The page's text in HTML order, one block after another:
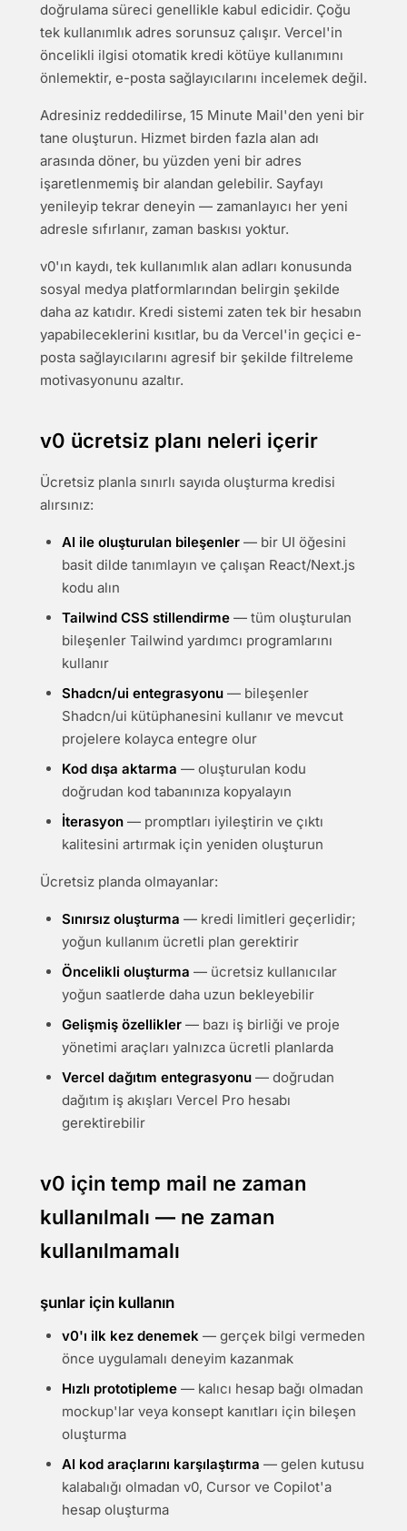
doğrulama süreci genellikle kabul edicidir. Çoğu
tek kullanımlık adres sorunsuz çalışır. Vercel'in
öncelikli ilgisi otomatik kredi kötüye kullanımını
önlemektir, e-posta sağlayıcılarını incelemek değil.
Adresiniz reddedilirse, 15 Minute Mail'den yeni bir
tane oluşturun. Hizmet birden fazla alan adı
arasında döner, bu yüzden yeni bir adres
işaretlenmemiş bir alandan gelebilir. Sayfayı
yenileyip tekrar deneyin — zamanlayıcı her yeni
adresle sıfırlanır, zaman baskısı yoktur.
v0'ın kaydı, tek kullanımlık alan adları konusunda
sosyal medya platformlarından belirgin şekilde
daha az katıdır. Kredi sistemi zaten tek bir hesabın
yapabileceklerini kısıtlar, bu da Vercel'in geçici e-
posta sağlayıcılarını agresif bir şekilde filtreleme
motivasyonunu azaltır.
v0 ücretsiz planı neleri içerir
Ücretsiz planla sınırlı sayıda oluşturma kredisi
alırsınız:
AI ile oluşturulan bileşenler — bir UI öğesini
basit dilde tanımlayın ve çalışan React/Next.js
kodu alın
Tailwind CSS stillendirme — tüm oluşturulan
bileşenler Tailwind yardımcı programlarını
kullanır
Shadcn/ui entegrasyonu — bileşenler
Shadcn/ui kütüphanesini kullanır ve mevcut
projelere kolayca entegre olur
Kod dışa aktarma — oluşturulan kodu
doğrudan kod tabanınıza kopyalayın
İterasyon — promptları iyileştirin ve çıktı
kalitesini artırmak için yeniden oluşturun
Ücretsiz planda olmayanlar:
Sınırsız oluşturma — kredi limitleri geçerlidir;
yoğun kullanım ücretli plan gerektirir
Öncelikli oluşturma — ücretsiz kullanıcılar
yoğun saatlerde daha uzun bekleyebilir
Gelişmiş özellikler — bazı iş birliği ve proje
yönetimi araçları yalnızca ücretli planlarda
Vercel dağıtım entegrasyonu — doğrudan
dağıtım iş akışları Vercel Pro hesabı
gerektirebilir
v0 için temp mail ne zaman
kullanılmalı — ne zaman
kullanılmamalı
şunlar için kullanın
v0'ı ilk kez denemek — gerçek bilgi vermeden
önce uygulamalı deneyim kazanmak
Hızlı prototipleme — kalıcı hesap bağı olmadan
mockup'lar veya konsept kanıtları için bileşen
oluşturma
AI kod araçlarını karşılaştırma — gelen kutusu
kalabalığı olmadan v0, Cursor ve Copilot'a
hesap oluşturma